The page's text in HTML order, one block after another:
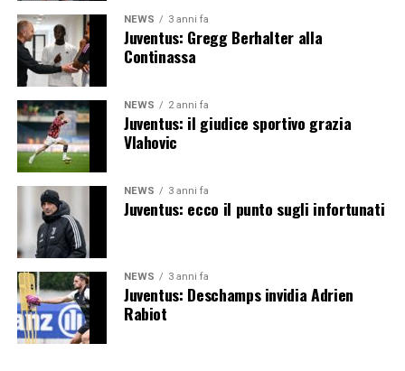
NEWS 3 anni fa
Juventus: Gregg Berhalter alla
Continassa
NEWS 2 anni fa
Juventus: il giudice sportivo grazia
Vlahovic
NEWS 3 anni fa
Juventus: ecco il punto sugli infortunati
NEWS 3 anni fa
Juventus: Deschamps invidia Adrien
Rabiot